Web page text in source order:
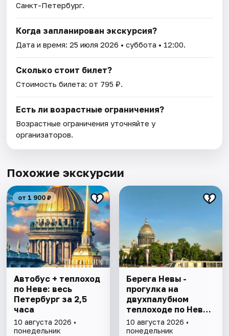
Санкт-Петербург.
Когда запланирован экскурсия?
Дата и время:25 июля 2026 • суббота • 12:00.
Сколько стоит билет?
Стоимость билета: от 795 ₽.
Есть ли возрастные ограничения?
Возрастные ограничения уточняйте у
организаторов.
Похожие экскурсии
от 1 900 ₽
Автобус + теплоход
по Неве: весь
Петербург за 2,5
часа
10 августа 2026 •
понедельник
Берега Невы -
прогулка на
двухпалубном
теплоходе по Неве
с подходом к
Финскому заливу
10 августа 2026 •
понедельник